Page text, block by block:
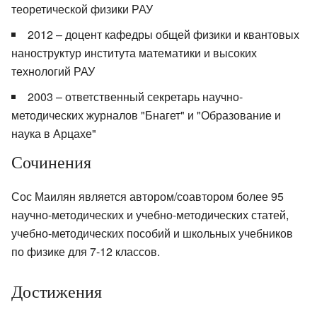
теоретической физики РАУ
2012 – доцент кафедры общей физики и квантовых
наноструктур института математики и высоких
технологий РАУ
2003 – ответственный секретарь научно-
методических журналов "Бнагет" и "Образование и
наука в Арцахе"
Сочинения
Сос Маилян является автором/соавтором более 95
научно-методических и учебно-методических статей,
учебно-методических пособий и школьных учебников
по физике для 7-12 классов.
Достижения